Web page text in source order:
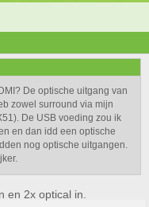
De optische uitgang van
zowel surround via mijn
De USB voeding zou ik
en dan idd een optische
nog optische uitgangen.
en 2x optical in.